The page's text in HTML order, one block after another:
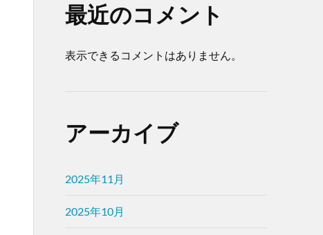
最近のコメント
表示できるコメントはありません。
アーカイブ
2025年11月
2025年10月